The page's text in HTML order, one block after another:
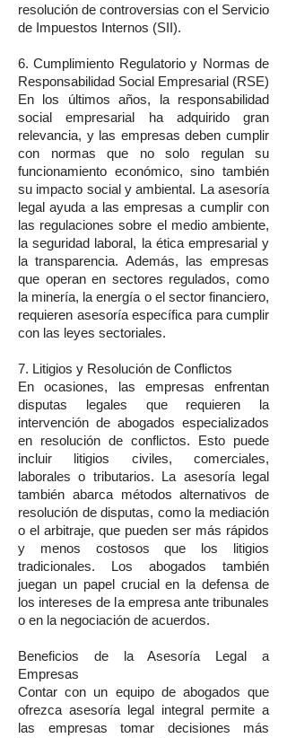
resolución de controversias con el Servicio
de Impuestos Internos (SII).
6. Cumplimiento Regulatorio y Normas de
Responsabilidad Social Empresarial (RSE)
En los últimos años, la responsabilidad
social empresarial ha adquirido gran
relevancia, y las empresas deben cumplir
con normas que no solo regulan su
funcionamiento económico, sino también
su impacto social y ambiental. La asesoría
legal ayuda a las empresas a cumplir con
las regulaciones sobre el medio ambiente,
la seguridad laboral, la ética empresarial y
la transparencia. Además, las empresas
que operan en sectores regulados, como
la minería, la energía o el sector financiero,
requieren asesoría específica para cumplir
con las leyes sectoriales.
7. Litigios y Resolución de Conflictos
En ocasiones, las empresas enfrentan
disputas legales que requieren la
intervención de abogados especializados
en resolución de conflictos. Esto puede
incluir litigios civiles, comerciales,
laborales o tributarios. La asesoría legal
también abarca métodos alternativos de
resolución de disputas, como la mediación
o el arbitraje, que pueden ser más rápidos
y menos costosos que los litigios
tradicionales. Los abogados también
juegan un papel crucial en la defensa de
los intereses de la empresa ante tribunales
o en la negociación de acuerdos.
Beneficios de la Asesoría Legal a
Empresas
Contar con un equipo de abogados que
ofrezca asesoría legal integral permite a
las empresas tomar decisiones más